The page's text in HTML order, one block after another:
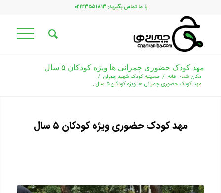
با ما تماس بگیرید: ۰۲۱۳۳۵۵۱۸۱۳
مهد کودک حضوری چمرانی ها ویژه کودکان ۵ سال
مکان شما: خانه /حسینیه کودک شهید چمران /
مهد کودک حضوری چمرانی ها ویژه کودکان ۵ سال...
مهد کودک حضوری ویژه کودکان ۵ سال